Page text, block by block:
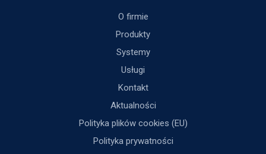
O firmie
Produkty
Systemy
Usługi
Kontakt
Aktualności
Polityka plików cookies (EU)
Polityka prywatności